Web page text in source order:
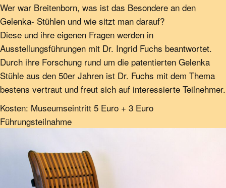
Wer war Breitenborn, was ist das Besondere an den
Gelenka- Stühlen und wie sitzt man darauf?
Diese und ihre eigenen Fragen werden in
Ausstellungsführungen mit Dr. Ingrid Fuchs beantwortet.
Durch ihre Forschung rund um die patentierten Gelenka
Stühle aus den 50er Jahren ist Dr. Fuchs mit dem Thema
bestens vertraut und freut sich auf interessierte Teilnehmer.
Kosten: Museumseintritt 5 Euro + 3 Euro
Führungsteilnahme